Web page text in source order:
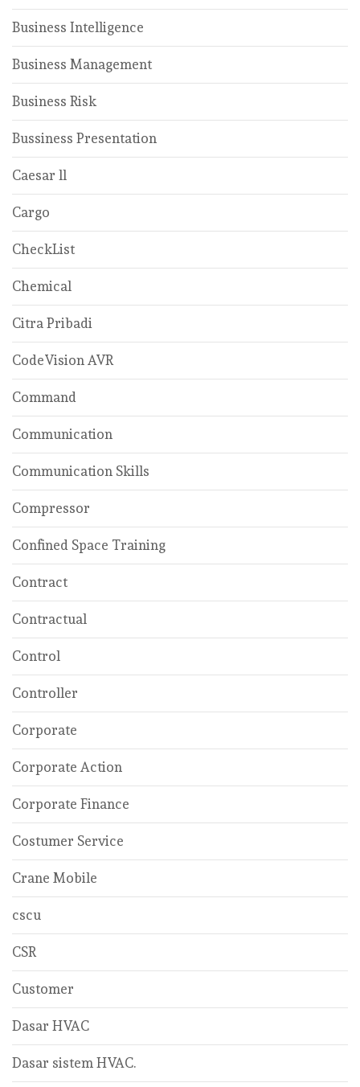
Business Intelligence
Business Management
Business Risk
Bussiness Presentation
Caesar ll
Cargo
CheckList
Chemical
Citra Pribadi
CodeVision AVR
Command
Communication
Communication Skills
Compressor
Confined Space Training
Contract
Contractual
Control
Controller
Corporate
Corporate Action
Corporate Finance
Costumer Service
Crane Mobile
cscu
CSR
Customer
Dasar HVAC
Dasar sistem HVAC.